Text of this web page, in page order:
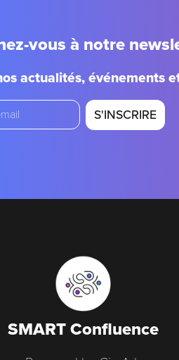
vous à notre
actualités, événements
SMART Confluence